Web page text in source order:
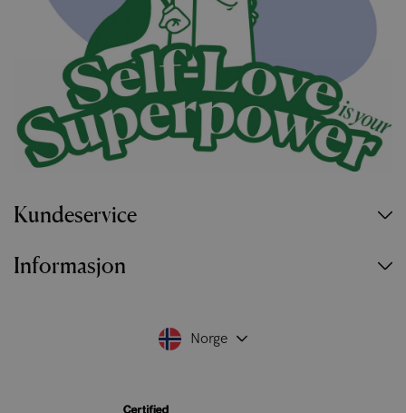
Kundeservice
Informasjon
Norge